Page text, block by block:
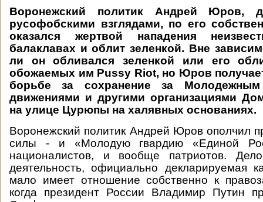
Воронежский политик Андрей Юров,
русофобскими взглядами, по его
оказался жертвой нападения
балаклавах и облит зеленкой. Вне
ли он обливался зеленкой или его
обожаемых им Pussy Riot, но Юров
борьбе за сохранение за Молодежным
движениями и другими организациями
на улице Цурюпы на халявных основаниях.
Воронежский политик Андрей Юров ополчил
силы - и «Молодую гвардию «Единой
националистов, и вообще патриотов.
деятельность, официально декларируемая
мало имеет отношение собственно к
когда президент России Владимир Путин